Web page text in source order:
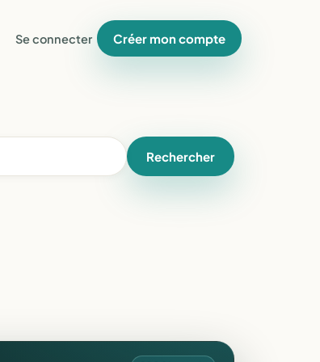
Se connecter Créer mon compte
Rechercher